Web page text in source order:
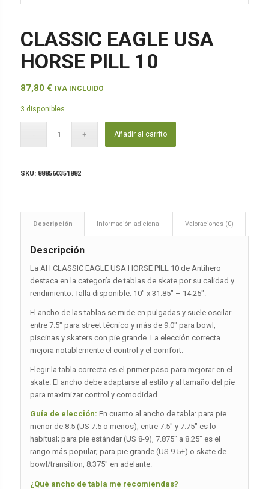
CLASSIC EAGLE USA
HORSE PILL 10
87,80 € IVA INCLUIDO
3 disponibles
Añadir al carrito
SKU: 888560351882
Descripción Información adicional Valoraciones (0)
Descripción
La AH CLASSIC EAGLE USA HORSE PILL 10 de Antihero
destaca en la categoría de tablas de skate por su calidad y
rendimiento. Talla disponible: 10″ x 31.85″ – 14.25″.
El ancho de las tablas se mide en pulgadas y suele oscilar
entre 7.5″ para street técnico y más de 9.0″ para bowl,
piscinas y skaters con pie grande. La elección correcta
mejora notablemente el control y el comfort.
Elegir la tabla correcta es el primer paso para mejorar en el
skate. El ancho debe adaptarse al estilo y al tamaño del pie
para maximizar control y comodidad.
Guía de elección: En cuanto al ancho de tabla: para pie
menor de 8.5 (US 7.5 o menos), entre 7.5″ y 7.75″ es lo
habitual; para pie estándar (US 8-9), 7.875″ a 8.25″ es el
rango más popular; para pie grande (US 9.5+) o skate de
bowl/transition, 8.375″ en adelante.
¿Qué ancho de tabla me recomiendas?